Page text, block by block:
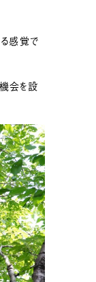
感覚で
会を設